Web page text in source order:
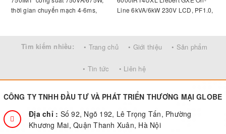
thời gian chuyển mạch 4-6ms,
Line 6kVA/6kW 230V LCD, PF1.0,
(Vertiv™ IS-UNITY)
Tìm kiếm nhiều: • Trang chủ • Giới thiệu • Sản phẩm
• Tin tức • Liên hệ
CÔNG TY TNHH ĐẦU TƯ VÀ PHÁT TRIỂN THƯƠNG MẠI GLOBE
Địa chỉ : Số 92, Ngõ 192, Lê Trọng Tấn, Phường
Khương Mai, Quận Thanh Xuân, Hà Nội